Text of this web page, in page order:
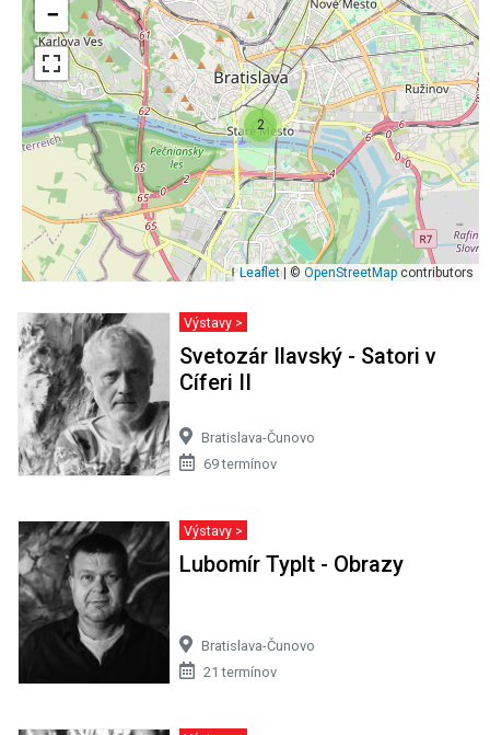
2
−
Leaflet| © OpenStreetMap contributors
Výstavy >
Svetozár Ilavský - Satori v
Cíferi II
Bratislava-Čunovo
69 termínov
Výstavy >
Lubomír Typlt - Obrazy
Bratislava-Čunovo
21 termínov